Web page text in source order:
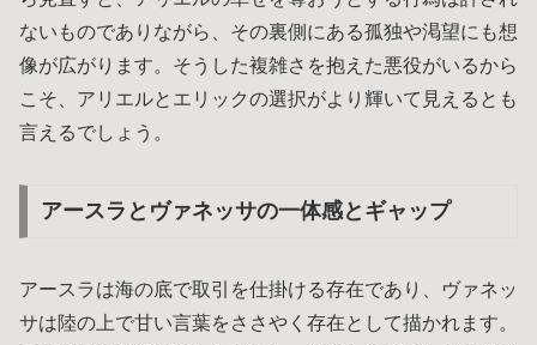
ないものでありながら、その裏側にある孤独や渇望にも想
像が広がります。そうした複雑さを抱えた悪役がいるから
こそ、アリエルとエリックの選択がより輝いて見えるとも
言えるでしょう。
アースラとヴァネッサの一体感とギャップ
アースラは海の底で取引を仕掛ける存在であり、ヴァネッ
サは陸の上で甘い言葉をささやく存在として描かれます。